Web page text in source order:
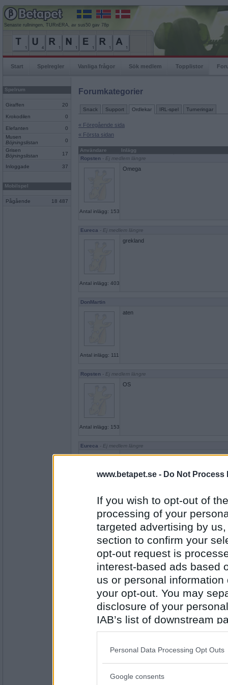
www.betapet.se - Do Not Process
If you wish to opt-out of
processing of your
targeted advertising by
section to confirm your
opt-out request is
interest-based ads based
us or personal
your opt-out. You may
disclosure of your
IAB’s list of downstream
also be disclosed by us
Downstream Participants
Please note that this
Personal Data Processing Opt Outs
Google consents
Senaste rullningen, TURnERA, av sus50 gav 78p
Start Spelregler Vanliga frågor Sök medlem Topplistor
Spelrum
Giraffen 20
Krokodilen 0
Elefanten
0
Musen
Böjningslistan
0
Grisen
Böjningslistan
17
Inloggade 37
Mobilspel
Pågående 18 487
Forumkategorier
Snack Support Ordlekar IRL-spel Turneringar
« Föregående sida
« Första sidan
Användare
Inlägg
Ropsten - Ej medlem längre
Antal inlägg: 153
Omega
Eureca - Ej medlem längre
Antal inlägg: 403
grekland
DonMartin
Antal inlägg: 111
aten
Ropsten - Ej medlem längre
Antal inlägg: 153
OS
Eureca - Ej medlem längre
Antal inlägg: 403
frisbee
DonMartin
Antal inlägg: 111
kast
Dåligt
saittam75- Ej medlem längre
Trist.